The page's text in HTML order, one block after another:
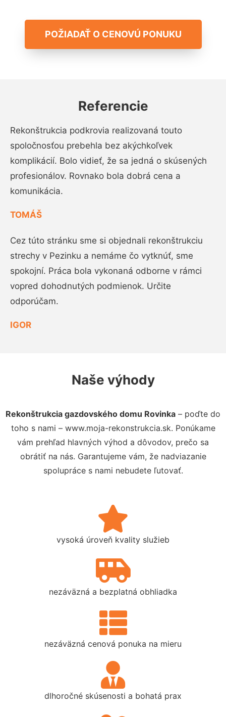
POŽIADAŤ O CENOVÚ PONUKU
Referencie
Rekonštrukcia podkrovia realizovaná touto
spoločnosťou prebehla bez akýchkoľvek
komplikácií. Bolo vidieť, že sa jedná o skúsených
profesionálov. Rovnako bola dobrá cena a
komunikácia.
TOMÁŠ
Cez túto stránku sme si objednali rekonštrukciu
strechy v Pezinku a nemáme čo vytknúť, sme
spokojní. Práca bola vykonaná odborne v rámci
vopred dohodnutých podmienok. Určite
odporúčam.
IGOR
Naše výhody
Rekonštrukcia gazdovského domu Rovinka – poďte do
toho s nami – www.moja-rekonstrukcia.sk. Ponúkame
vám prehľad hlavných výhod a dôvodov, prečo sa
obrátiť na nás. Garantujeme vám, že nadviazanie
spolupráce s nami nebudete ľutovať.
vysoká úroveň kvality služieb
nezáväzná a bezplatná obhliadka
nezáväzná cenová ponuka na mieru
dlhoročné skúsenosti a bohatá prax